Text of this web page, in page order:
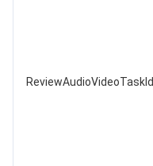
ReviewAudioVideoTaskId